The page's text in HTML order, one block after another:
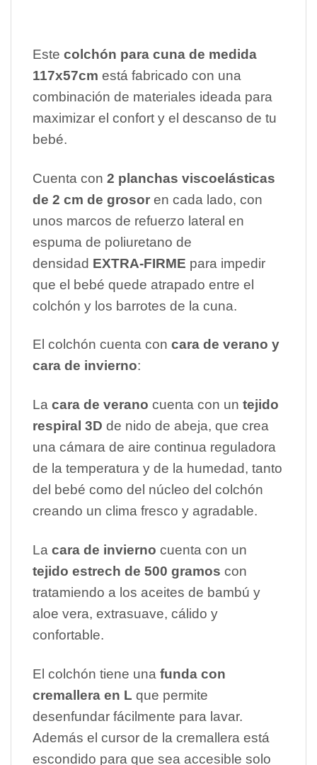
Este colchón para cuna de medida
117x57cm está fabricado con una
combinación de materiales ideada para
maximizar el confort y el descanso de tu
bebé.
Cuenta con 2 planchas viscoelásticas
de 2 cm de grosor en cada lado, con
unos marcos de refuerzo lateral en
espuma de poliuretano de
densidad EXTRA-FIRME para impedir
que el bebé quede atrapado entre el
colchón y los barrotes de la cuna.
El colchón cuenta con cara de verano y
cara de invierno:
La cara de verano cuenta con un tejido
respiral 3D de nido de abeja, que crea
una cámara de aire continua reguladora
de la temperatura y de la humedad, tanto
del bebé como del núcleo del colchón
creando un clima fresco y agradable.
La cara de invierno cuenta con un
tejido estrech de 500 gramos con
tratamiendo a los aceites de bambú y
aloe vera, extrasuave, cálido y
confortable.
El colchón tiene una funda con
cremallera en L que permite
desenfundar fácilmente para lavar.
Además el cursor de la cremallera está
escondido para que sea accesible solo